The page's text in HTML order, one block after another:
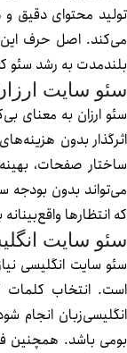
محتوای دقیق و
اصل حرف این
به رشد سئو
سایت ارزان
ارزان به معنای
بدون
صفحات،
بدون بودجه
انتظارها
سایت
سایت انگلیسی
انتخاب کلمات
انجام
باشد. همچنین